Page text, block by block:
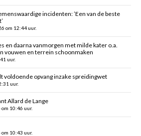
incidenten: ’Een van de beste
om 12:44 uur.
en daarna vanmorgen met milde kater o.a.
vouwen en terrein schoonmaken
uur.
voldoende opvang inzake spreidingwet
uur.
Allard de Lange
10:46 uur.
10:43 uur.